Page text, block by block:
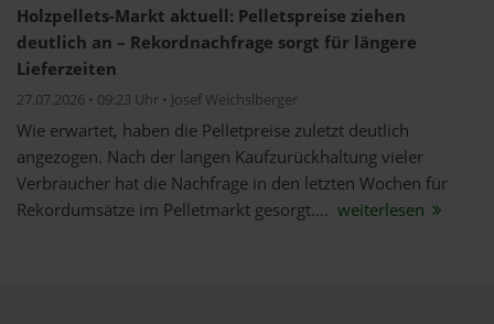
Holzpellets-Markt aktuell: Pelletspreise ziehen
deutlich an – Rekordnachfrage sorgt für längere
Lieferzeiten
27.07.2026 • 09:23 Uhr • Josef Weichslberger
Wie erwartet, haben die Pelletpreise zuletzt deutlich
angezogen. Nach der langen Kaufzurückhaltung vieler
Verbraucher hat die Nachfrage in den letzten Wochen für
Rekordumsätze im Pelletmarkt gesorgt.... weiterlesen